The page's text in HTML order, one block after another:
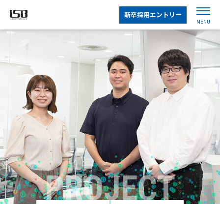
新卒採用エントリー
MENU